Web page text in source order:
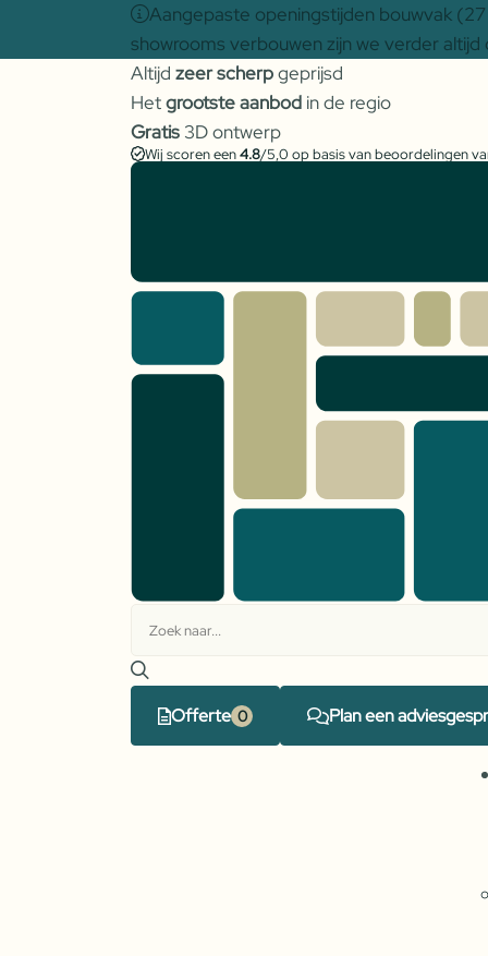
Aangepaste openingstijden bouwvak
showrooms verbouwen zijn we verder
Altijd zeer scherpgeprijsd
Hetgrootste aanbod in de regio
Gratis 3D ontwerp
Wij scoren een4.8/5,0 op basis van beoordelingen
Offerte Plan een